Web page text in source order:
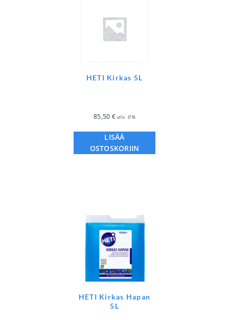
HETI Kirkas 5L
85,50 € alv. 0%
LISÄÄ
OSTOSKORIIN
HETI Kirkas Hapan
5L